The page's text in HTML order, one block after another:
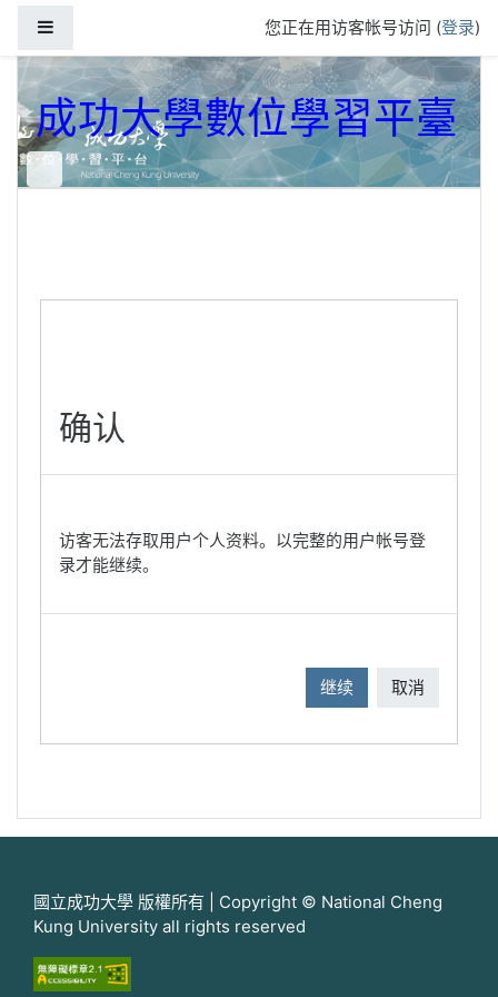
您正在用访客帐号访问 (登录)
成功大學數位學習平臺
确认
访客无法存取用户个人资料。以完整的用户帐号登
录才能继续。
继续 取消
國立成功大學 版權所有 | Copyright © National Cheng
Kung University all rights reserved